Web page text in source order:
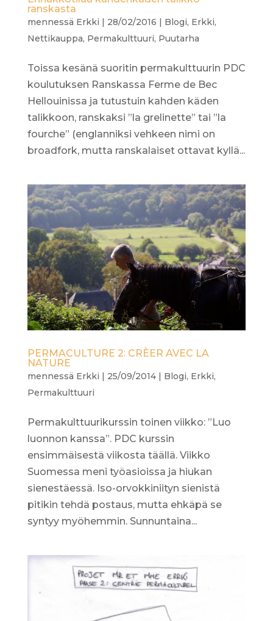
ranskasta
mennessä Erkki | 28/02/2016 | Blogi, Erkki,
Nettikauppa, Permakulttuuri, Puutarha
Toissa kesänä suoritin permakulttuurin PDC
koulutuksen Ranskassa Ferme de Bec
Hellouinissa ja tutustuin kahden käden
talikkoon, ranskaksi ”la grelinette” tai ”la
fourche” (englanniksi vehkeen nimi on
broadfork, mutta ranskalaiset ottavat kyllä...
PERMACULTURE 2: CRÈER AVEC LA
NATURE
mennessä Erkki | 25/09/2014| Blogi, Erkki,
Permakulttuuri
Permakulttuurikurssin toinen viikko: ”Luo
luonnon kanssa”. PDC kurssin
ensimmäisestä viikosta täällä. Viikko
Suomessa meni työasioissa ja hiukan
sienestäessä. Iso-orvokkiniityn sienistä
pitikin tehdä postaus, mutta ehkäpä se
syntyy myöhemmin. Sunnuntaina...